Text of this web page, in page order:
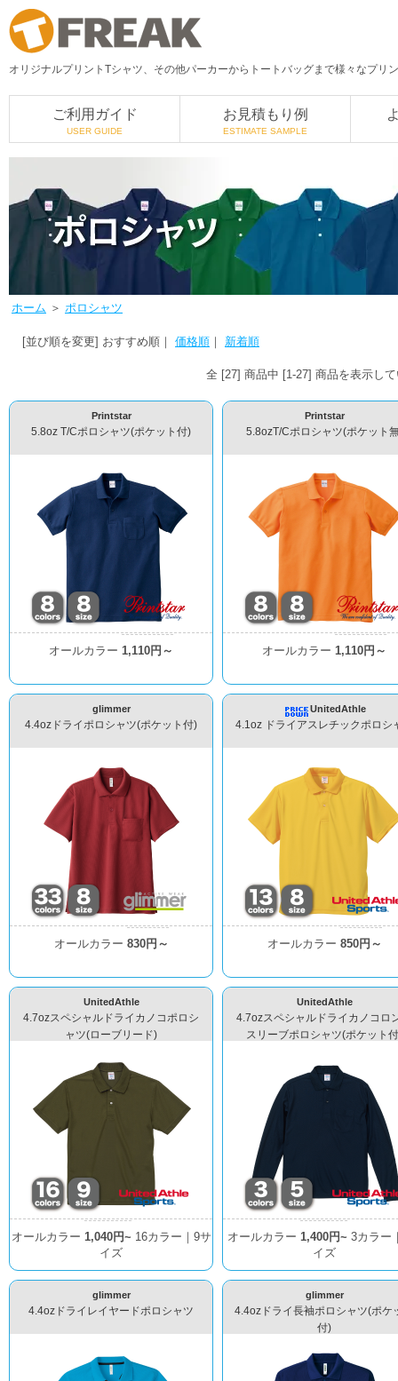
オリジナルプリントTシャツ、その他パーカーからトートバッグまで様々なプリ
ご利用ガイド
USER GUIDE
お見積もり例
ESTIMATE SAMPLE
ホーム ＞ ポロシャツ
[並び順を変更] おすすめ順 ｜ 価格順 ｜ 新着順
全 [27] 商品中 [1-27] 商品を表示し
Printstar
5.8oz T/Cポロシャツ(ポケット付)
オールカラー 1,110円～
Printstar
5.8ozT/Cポロシャツ(ポケット
オールカラー 1,110円～
glimmer
4.4ozドライポロシャツ(ポケット付)
オールカラー 830円～
UnitedAthle
4.1oz ドライアスレチックポロシ
オールカラー 850円～
UnitedAthle
4.7ozスペシャルドライカノコポロシ
ャツ(ローブリード)
オールカラー 1,040円~ 16カラー｜9サ
イズ
UnitedAthle
4.7ozスペシャルドライカノコロ
スリーブポロシャツ(ポケット
オールカラー 1,400円~ 3カラー
イズ
glimmer
4.4ozドライレイヤードポロシャツ
glimmer
4.4ozドライ長袖ポロシャツ(ポケ
付)